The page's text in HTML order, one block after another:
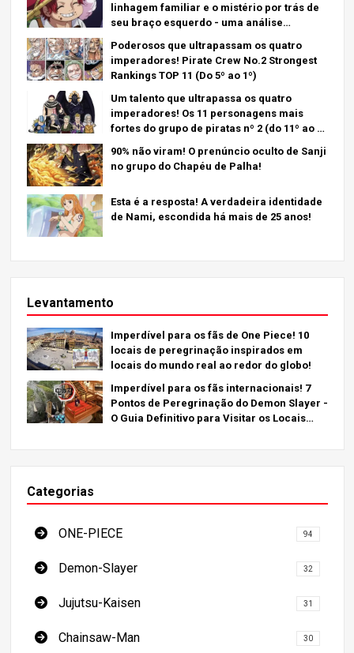
linhagem familiar e o mistério por trás de
seu braço esquerdo - uma análise
Poderosos que ultrapassam os quatro
imperadores! Pirate Crew No.2 Strongest
Rankings TOP 11 (Do 5º ao 1º)
Um talento que ultrapassa os quatro
imperadores! Os 11 personagens mais
fortes do grupo de piratas nº 2 (do 11º ao 6º
90% não viram! O prenúncio oculto de Sanji
no grupo do Chapéu de Palha!
Esta é a resposta! A verdadeira identidade
de Nami, escondida há mais de 25 anos!
Levantamento
Imperdível para os fãs de One Piece! 10
locais de peregrinação inspirados em
locais do mundo real ao redor do globo!
Imperdível para os fãs internacionais! 7
Pontos de Peregrinação do Demon Slayer -
O Guia Definitivo para Visitar os Locais
Categorias
ONE-PIECE 94
Demon-Slayer 32
Jujutsu-Kaisen 31
Chainsaw-Man 30